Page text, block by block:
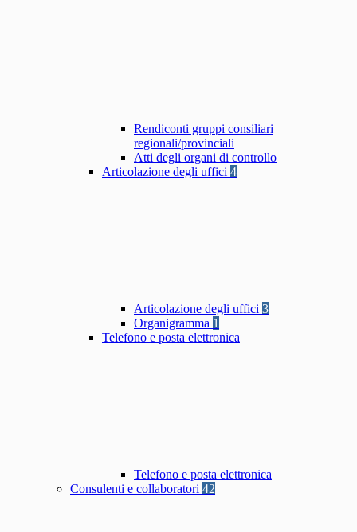
Rendiconti gruppi consiliari
regionali/provinciali
Atti degli organi di controllo
Articolazione degli uffici 4
Articolazione degli uffici 3
Organigramma 1
Telefono e posta elettronica
Telefono e posta elettronica
Consulenti e collaboratori 42